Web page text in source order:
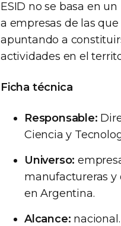
ESID no se basa en
a empresas de las
apuntando a
actividades en el
Ficha técnica
Responsable:
Ciencia y
Universo:
manufactureras y
en Argentina.
Alcance: nacional.